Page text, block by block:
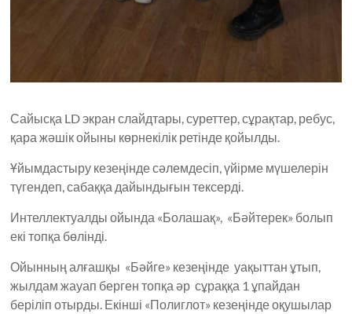
Сайысқа LD экран слайдтары, суреттер, сұрақтар, ребус,
қара жәшік ойыны көрнекілік ретінде қойылды.
Ұйымдастыру кезеңінде сәлемдесіп, үйірме мүшелерін
түгендеп, сабаққа дайындығын тексерді.
Интеллектуалды ойында «Болашақ», «Бәйтерек» болып
екі топқа бөлінді.
Ойынның алғашқы «Бәйге» кезеңінде уақыттан ұтып,
жылдам жауап берген топқа әр сұраққа 1 ұпайдан
беріліп отырды. Екінші «Полиглот» кезеңінде оқушылар